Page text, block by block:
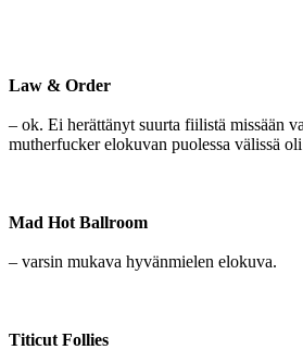
Law & Order
– ok. Ei herättänyt suurta fiilistä missään
mutherfucker elokuvan puolessa välissä
Mad Hot Ballroom
– varsin mukava hyvänmielen elokuva.
Titicut Follies